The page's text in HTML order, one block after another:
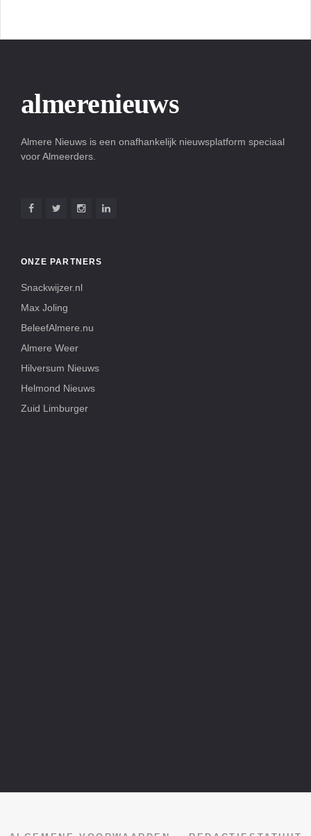
almerenieuws
Almere Nieuws is een onafhankelijk nieuwsplatform speciaal
voor Almeerders.
ONZE PARTNERS
Snackwijzer.nl
Max Joling
BeleefAlmere.nu
Almere Weer
Hilversum Nieuws
Helmond Nieuws
Zuid Limburger